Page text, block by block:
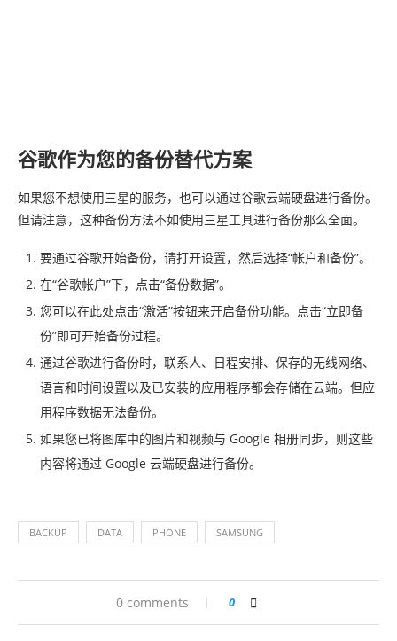
谷歌作为您的备份替代方案
如果您不想使用三星的服务，也可以通过谷歌云端硬盘进行备份。
但请注意，这种备份方法不如使用三星工具进行备份那么全面。
要通过谷歌开始备份，请打开设置，然后选择“帐户和备份”。
在“谷歌帐户”下，点击“备份数据”。
您可以在此处点击“激活”按钮来开启备份功能。点击“立即备
份”即可开始备份过程。
通过谷歌进行备份时，联系人、日程安排、保存的无线网络、
语言和时间设置以及已安装的应用程序都会存储在云端。但应
用程序数据无法备份。
如果您已将图库中的图片和视频与 Google 相册同步，则这些
内容将通过 Google 云端硬盘进行备份。
BACKUP DATA PHONE SAMSUNG
0 comments 0